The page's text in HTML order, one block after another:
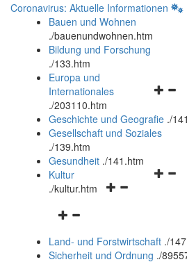
Coronavirus: Aktuelle Informationen
Bauen und Wohnen
./bauenundwohnen.htm
Bildung und Forschung
./133.htm
und
Europa und
Internationales
./203110.htm
Geschichte und Geografie ./
Gesellschaft und Soziales
./139.htm
Gesundheit ./141.htm
Navigationsmenü
Kultur
./kultur.htm
Navigationsmenü
und
schließen
Land- und Forstwirtschaft ./
Sicherheit und Ordnung ./